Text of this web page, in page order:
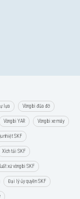
lựa Vòng bi đũa đỡ
Vòng bi YAR Vòng bi xe máy
nhiệt SKF
Xích tải SKF
xứ vòng bi SKF
Đại lý ủy quyền SKF